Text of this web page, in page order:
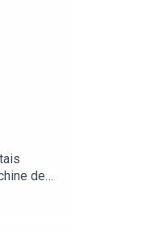
de
avec